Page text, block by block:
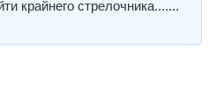
крайнего стрелочника.......